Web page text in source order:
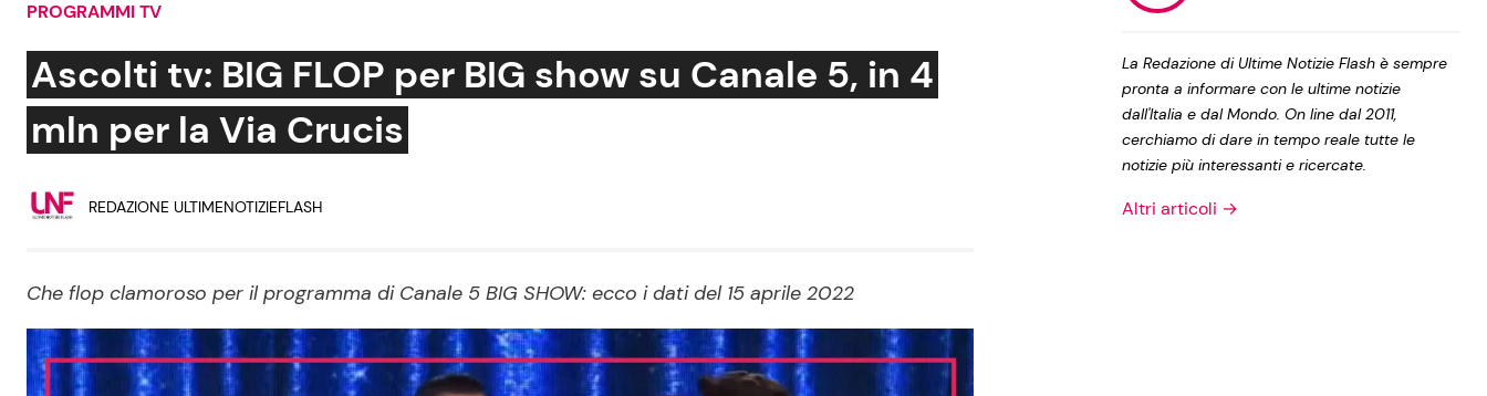
Social News
News dal mondo
Benessere
Mondo Mamma
News benessere
Salute
Le Ricette in TV
Primi Piatti
Ricette Facili e Veloci
Privacy Policy
PROGRAMMI TV
Ascolti tv: BIG FLOP per BIG show su Canale 5, in 4
mln per la Via Crucis
REDAZIONE ULTIMENOTIZIEFLASH
Che flop clamoroso per il programma di Canale 5 BIG SHOW: ecco i dati del 15 aprile 2022
La Redazione di Ultime Notizie Flash è sempre
pronta a informare con le ultime notizie
dall'Italia e dal Mondo. On line dal 2011,
cerchiamo di dare in tempo reale tutte le
notizie più interessanti e ricercate.
Altri articoli →